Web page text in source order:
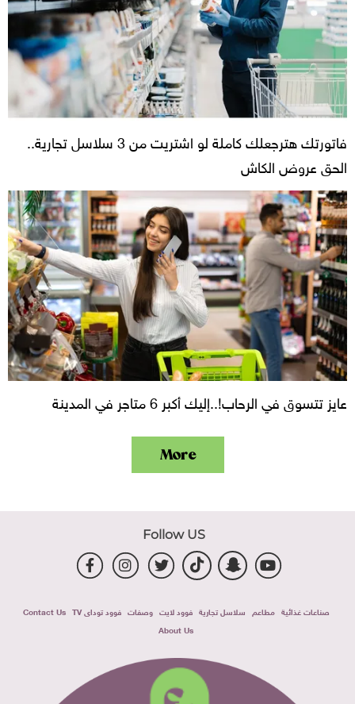
فاتورتك هترجعلك كاملة لو اشتريت من 3 سلاسل تجارية..
الحق عروض الكاش
عايز تتسوق في الرحاب!..إليك أكبر 6 متاجر في المدينة
More
Follow US
صناعات غذائية مطاعم سلاسل تجارية فوود لايت وصفات فوود توداى TV
Contact Us
About Us